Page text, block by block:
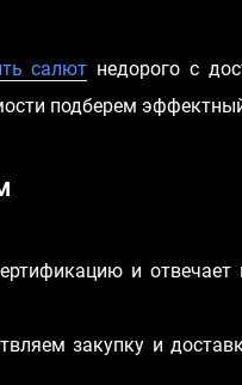
салют недорого с
подберем
и
закупку и